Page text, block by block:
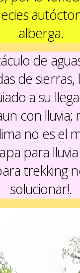
alberga.
de
de sierras,
a su
con lluvia;
no es el
para
trekking
solucionar!.